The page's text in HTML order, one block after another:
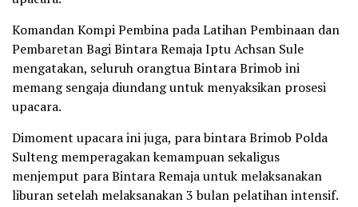
Komandan Kompi Pembina pada Latihan Pembinaan dan
Pembaretan Bagi Bintara Remaja Iptu Achsan Sule
mengatakan, seluruh orangtua Bintara Brimob ini
memang sengaja diundang untuk menyaksikan prosesi
upacara.
Dimoment upacara ini juga, para bintara Brimob Polda
Sulteng memperagakan kemampuan sekaligus
menjemput para Bintara Remaja untuk melaksanakan
liburan setelah melaksanakan 3 bulan pelatihan intensif.